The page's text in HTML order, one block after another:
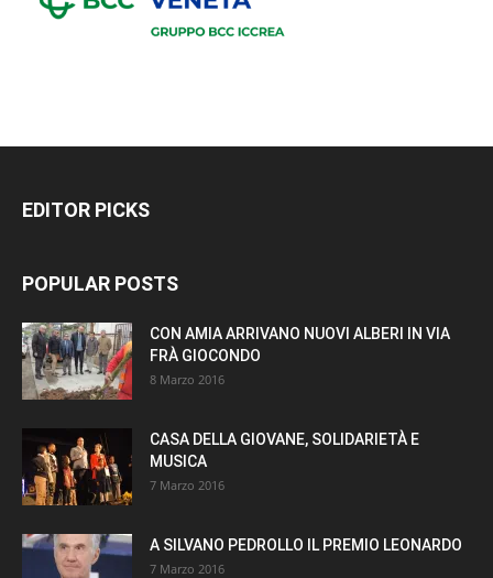
EDITOR PICKS
POPULAR POSTS
CON AMIA ARRIVANO NUOVI ALBERI IN VIA
FRÀ GIOCONDO
8 Marzo 2016
CASA DELLA GIOVANE, SOLIDARIETÀ E
MUSICA
7 Marzo 2016
A SILVANO PEDROLLO IL PREMIO LEONARDO
7 Marzo 2016